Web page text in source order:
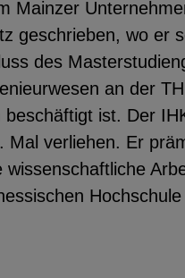
Mainzer
geschrieben, wo er
des
an der
beschäftigt ist. Der
Mal verliehen. Er
wissenschaftliche